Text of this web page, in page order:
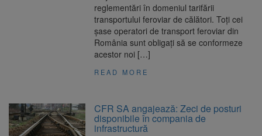
reglementări în domeniul tarifării
transportului feroviar de călători. Toți cei
șase operatori de transport feroviar din
România sunt obligați să se conformeze
acestor noi […]
READ MORE
CFR SA angajează: Zeci de posturi
disponibile în compania de
infrastructură